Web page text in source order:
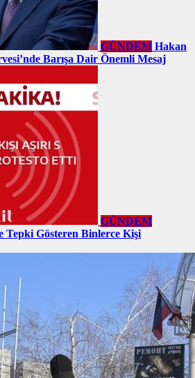
GÜNDEM Hakan
Barışa Dair Önemli Mesaj
GÜNDEM
Tepki Gösteren Binlerce Kişi